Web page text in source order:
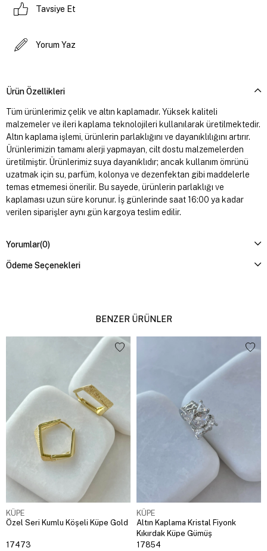
Tavsiye Et
Yorum Yaz
Ürün Özellikleri
Tüm ürünlerimiz çelik ve altın kaplamadır. Yüksek kaliteli
malzemeler ve ileri kaplama teknolojileri kullanılarak üretilmektedir.
Altın kaplama işlemi, ürünlerin parlaklığını ve dayanıklılığını artırır.
Ürünlerimizin tamamı alerji yapmayan, cilt dostu malzemelerden
üretilmiştir. Ürünlerimiz suya dayanıklıdır; ancak kullanım ömrünü
uzatmak için su, parfüm, kolonya ve dezenfektan gibi maddelerle
temas etmemesi önerilir. Bu sayede, ürünlerin parlaklığı ve
kaplaması uzun süre korunur. İş günlerinde saat 16:00 ya kadar
verilen siparişler aynı gün kargoya teslim edilir.
Yorumlar(0)
Ödeme Seçenekleri
BENZER ÜRÜNLER
KÜPE
Özel Seri Kumlu Köşeli Küpe Gold
17473
KÜPE
Altın Kaplama Kristal Fiyonk
Kıkırdak Küpe Gümüş
17854